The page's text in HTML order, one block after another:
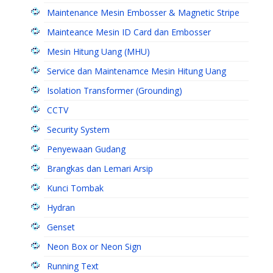
Maintenance Mesin Embosser & Magnetic Stripe
Mainteance Mesin ID Card dan Embosser
Mesin Hitung Uang (MHU)
Service dan Maintenamce Mesin Hitung Uang
Isolation Transformer (Grounding)
CCTV
Security System
Penyewaan Gudang
Brangkas dan Lemari Arsip
Kunci Tombak
Hydran
Genset
Neon Box or Neon Sign
Running Text